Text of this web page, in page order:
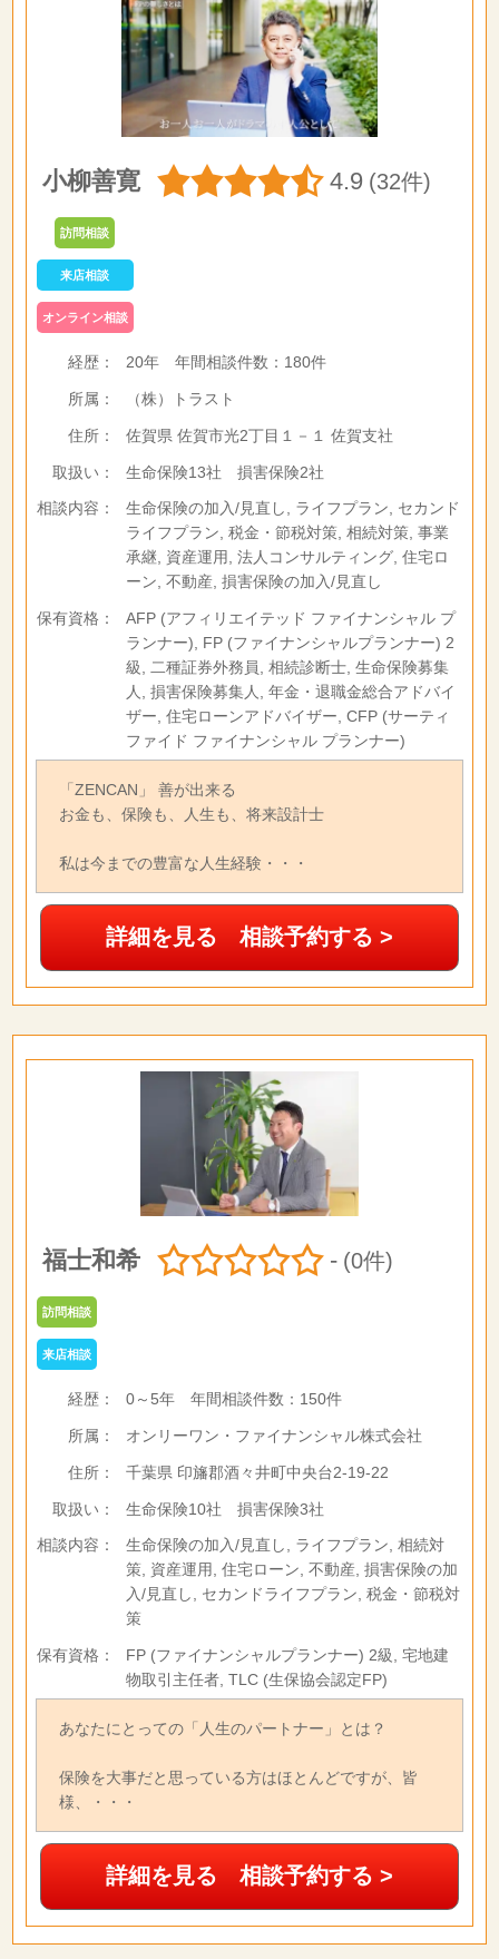
小柳善寛 4.9 (32件)
訪問相談
来店相談
オンライン相談
経歴： 20年年間相談件数： 180件
所属： （株）トラスト
住所： 佐賀県 佐賀市光2丁目１－１ 佐賀支社
取扱い：
生命保険13社 損害保険2社
相談内容：
生命保険の加入/見直し, ライフプラン, セカンド
ライフプラン, 税金・節税対策, 相続対策, 事業
承継, 資産運用, 法人コンサルティング, 住宅ロ
ーン, 不動産, 損害保険の加入/見直し
保有資格：
AFP (アフィリエイテッド ファイナンシャル プ
ランナー), FP (ファイナンシャルプランナー) 2
級, 二種証券外務員, 相続診断士, 生命保険募集
人, 損害保険募集人, 年金・退職金総合アドバイ
ザー, 住宅ローンアドバイザー, CFP (サーティ
ファイド ファイナンシャル プランナー)
「ZENCAN」 善が出来る
お金も、保険も、人生も、将来設計士
私は今までの豊富な人生経験・・・
詳細を見る 相談予約する >
福士和希 - (0件)
訪問相談
来店相談
経歴： 0～5年年間相談件数： 150件
所属： オンリーワン・ファイナンシャル株式会社
住所： 千葉県 印旛郡酒々井町中央台2-19-22
取扱い：
生命保険10社 損害保険3社
相談内容：
生命保険の加入/見直し, ライフプラン, 相続対
策, 資産運用, 住宅ローン, 不動産, 損害保険の加
入/見直し, セカンドライフプラン, 税金・節税対
策
保有資格：
FP (ファイナンシャルプランナー) 2級, 宅地建
物取引主任者, TLC (生保協会認定FP)
あなたにとっての「人生のパートナー」とは？
保険を大事だと思っている方はほとんどですが、皆
様、・・・
詳細を見る 相談予約する >